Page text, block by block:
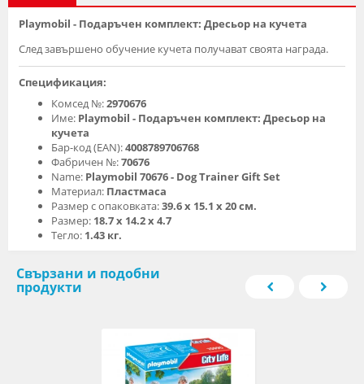
Playmobil - Подаръчен комплект: Дресьор на кучета
След завършено обучение кучета получават своята награда.
Спецификация:
Комсед №:2970676
Име: Playmobil - Подаръчен комплект: Дресьор на
кучета
Бар-код (EAN):4008789706768
Фабричен №:70676
Name: Playmobil 70676 - Dog Trainer Gift Set
Материал: Пластмаса
Размер с опаковката:39.6 х 15.1 х 20 см.
Размер: 18.7 х 14.2 х 4.7
Тегло: 1.43 кг.
Свързани и подобни
продукти